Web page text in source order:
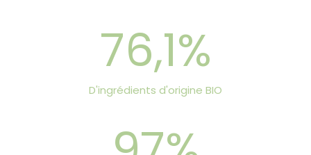
76,1%
D'ingrédients d'origine BIO